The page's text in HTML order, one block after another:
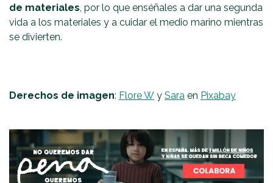
de materiales, por lo que enséñales a dar una segunda
vida a los materiales y a cuidar el medio marino mientras
se divierten.
Derechos de imagen: Flore W y Sara en Pixabay